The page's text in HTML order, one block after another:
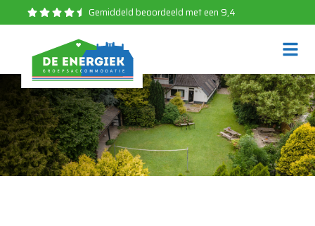
Gemiddeld beoordeeld met een 9,4